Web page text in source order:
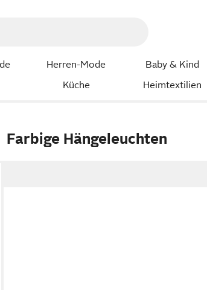
Herren-Mode Baby & Kind
Küche Heimtextilien
Farbige Hängeleuchten